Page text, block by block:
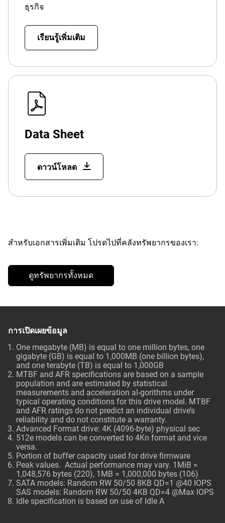
ธุรกิจ
เรียนรู้เพิ่มเติม
Data Sheet
ดาวน์โหลด
สำหรับเอกสารเพิ่มเติม โปรดไปที่คลังทรัพยากรของเรา:
ดูทรัพยากรทั้งหมด
การเปิดเผยข้อมูล
One megabyte (MB) is equal to one million bytes, one
gigabyte (GB) is equal to 1,000MB (one billion bytes),
and one terabyte (TB) is equal to 1,000GB
MTBF and AFR specifications are based on a sample
population and are estimated by statistical
measurements and acceleration al-gorithms under
typical operating conditions for this drive model. MTBF
and AFR ratings do not predict an individual drive’s
reliability and do not constitute a warranty.
Advanced Format drive: 4K (4096-byte) physical sec
512e models can be converted to 4Kn format and vice
versa.
Portion of buffer capacity used for drive firmware
Peak values. Actual performance may vary. 1MiB =
1,048,576 bytes (220), 1MB = 1,000,000 bytes (106)
SATA models: Random RW 50/50 8KB QD=1 @40 IOPS
SAS models: Random RW 50/50 4KB QD=4 @Max IOPS
Idle specification is based on use of Idle A